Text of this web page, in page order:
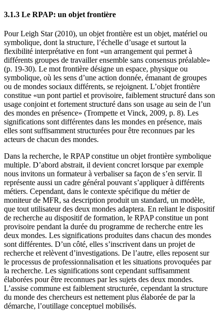
3.1.3 Le RPAP: un objet frontière
Pour Leigh Star (2010), un objet frontière est un objet, matériel ou
symbolique, dont la structure, l’échelle d’usage et surtout la
flexibilité interprétative en font «un arrangement qui permet à
différents groupes de travailler ensemble sans consensus préalable»
(p. 19-30). Le mot frontière désigne un espace, physique ou
symbolique, où les sens d’une action donnée, émanant de groupes
ou de mondes sociaux différents, se rejoignent. L’objet frontière
constitue «un pont partiel et provisoire, faiblement structuré dans son
usage conjoint et fortement structuré dans son usage au sein de l’un
des mondes en présence» (Trompette et Vinck, 2009, p. 8). Les
significations sont différentes dans les mondes en présence, mais
elles sont suffisamment structurées pour être reconnues par les
acteurs de chacun des mondes.
Dans la recherche, le RPAP constitue un objet frontière symbolique
multiple. D’abord abstrait, il devient concret lorsque par exemple
nous invitons un formateur à verbaliser sa façon de s’en servir. Il
représente aussi un cadre général pouvant s’appliquer à différents
métiers. Cependant, dans le contexte spécifique du métier de
moniteur de MFR, sa description produit un standard, un modèle,
que tout utilisateur des deux mondes adaptera. En reliant le dispositif
de recherche au dispositif de formation, le RPAP constitue un pont
provisoire pendant la durée du programme de recherche entre les
deux mondes. Les significations produites dans chacun des mondes
sont différentes. D’un côté, elles s’inscrivent dans un projet de
recherche et relèvent d’investigations. De l’autre, elles reposent sur
le processus de professionnalisation et les situations provoquées par
la recherche. Les significations sont cependant suffisamment
élaborées pour être reconnues par les sujets des deux mondes.
L’assise commune est faiblement structurée, cependant la structure
du monde des chercheurs est nettement plus élaborée de par la
démarche, l’outillage conceptuel mobilisés.